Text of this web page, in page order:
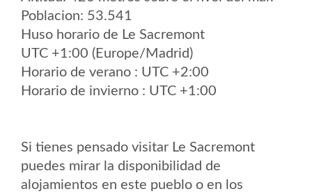
Poblacion: 53.541
Huso horario de Le Sacremont
UTC +1:00 (Europe/Madrid)
Horario de verano : UTC +2:00
Horario de invierno : UTC +1:00
Si tienes pensado visitar Le Sacremont
puedes mirar la disponibilidad de
alojamientos en este pueblo o en los